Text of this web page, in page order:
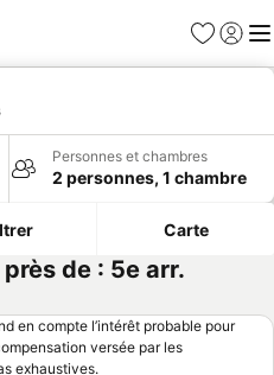
Favoris
Se
Personnes et chambres
2 personnes, 1 chambre
Carte
de : 5e arr.
en compte l’intérêt probable pour
versée par les
exhaustives.